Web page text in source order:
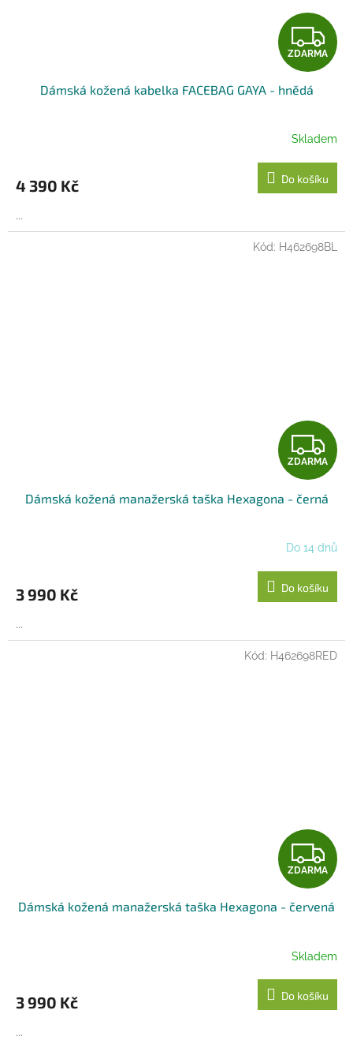
Z
D
R
M
A
ZDARMA
Dámská kožená kabelka FACEBAG GAYA - hnědá
Skladem
4 390 Kč Do košíku
...
Z
D
A
R
M
A
ZDARMA
Dámská kožená manažerská taška Hexagona - černá
Do 14 dnů
3 990 Kč Do košíku
...
Kód: H462698BL
Z
D
A
R
M
A
ZDARMA
Dámská kožená manažerská taška Hexagona - červená
Skladem
3 990 Kč Do košíku
...
Kód: H462698RED